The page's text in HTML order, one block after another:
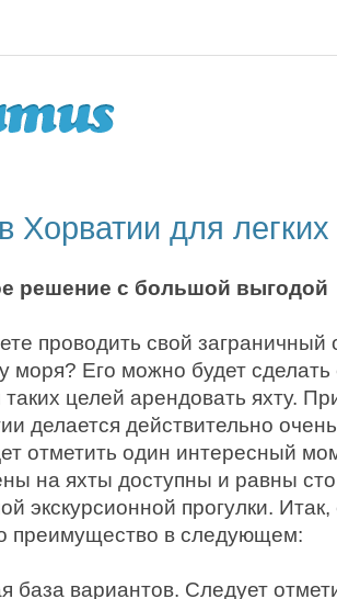
Хорватии для легких
решение с большой выгодой
проводить свой заграничный
моря? Его можно будет
таких целей арендовать яхту.
делается действительно
отметить один интересный
на яхты доступны и равны
экскурсионной прогулки.
преимущество в следующем:
база вариантов. Следует